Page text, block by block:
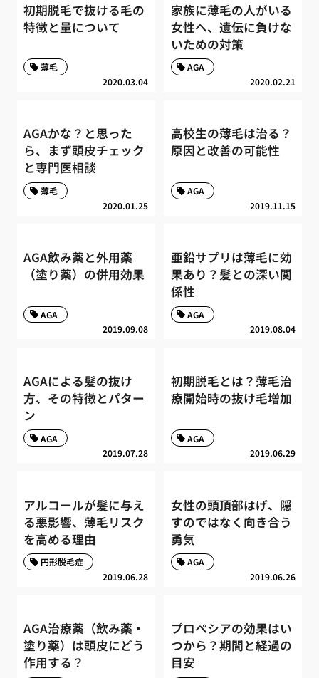
初期脱毛で抜ける毛の
特徴と量について
2020.03.04
薄毛
家族に薄毛の人がいる
女性へ、遺伝に負けな
いための対策
2020.02.21
AGA
AGAかな？と思った
ら、まず頭皮チェック
と専門医相談
2020.01.25
薄毛
高校生の薄毛は治る？
原因と改善の可能性
2019.11.15
AGA
AGA飲み薬と外用薬
（塗り薬）の併用効果
2019.09.08
AGA
亜鉛サプリは薄毛に効
果あり？髪との深い関
係性
2019.08.04
AGA
AGAによる髪の抜け
方、その特徴とパター
ン
2019.07.28
AGA
初期脱毛とは？薄毛治
療開始時の抜け毛増加
2019.06.29
AGA
アルコールが髪に与え
る悪影響、薄毛リスク
を高める理由
2019.06.28
円形脱毛症
女性の頭頂部はげ、隠
すのではなく向き合う
勇気
2019.06.26
AGA
AGA治療薬（飲み薬・
塗り薬）は頭皮にどう
作用する？
プロペシアの効果はい
つから？期間と経過の
目安